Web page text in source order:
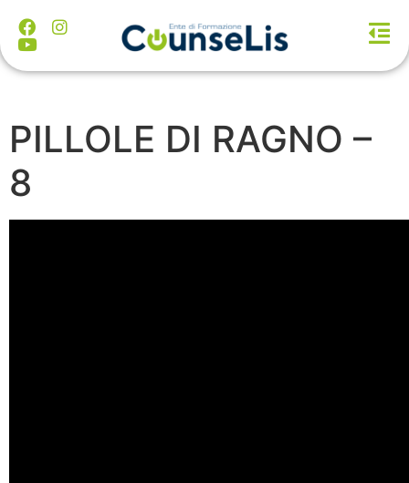
PILLOLE DI RAGNO –
8